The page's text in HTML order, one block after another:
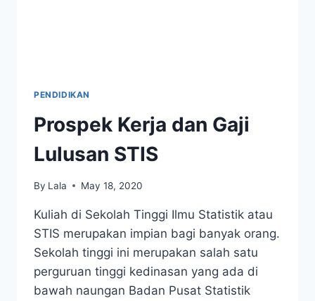
PENDIDIKAN
Prospek Kerja dan Gaji
Lulusan STIS
By Lala May 18, 2020
Kuliah di Sekolah Tinggi Ilmu Statistik atau
STIS merupakan impian bagi banyak orang.
Sekolah tinggi ini merupakan salah satu
perguruan tinggi kedinasan yang ada di
bawah naungan Badan Pusat Statistik